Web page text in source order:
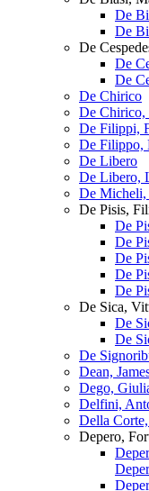
De
De
De
De
De
De Chirico
De
De Filippi,
De Filippo,
De Libero
De Libero,
De
De Pisis,
De
De
De
De
De
De Sica,
De
De
De
Dean,
Dego,
Delfini,
Della
Depero,